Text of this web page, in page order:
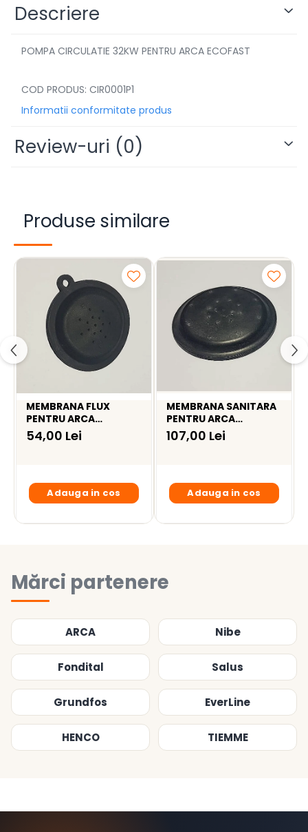
Descriere
POMPA CIRCULATIE 32KW PENTRU ARCA ECOFAST
COD PRODUS: CIR0001P1
Informatii conformitate produs
Review-uri (0)
Produse similare
MEMBRANA FLUX
PENTRU ARCA
MILENIUM / POCKET I -
MEM033P1
54,00 Lei
Adauga in cos
MEMBRANA SANITARA
PENTRU ARCA
MILENIUM / POCKET I -
MEM0101P1
107,00 Lei
Adauga in cos
Mărci partenere
ARCA Nibe
Fondital Salus
Grundfos EverLine
HENCO TIEMME